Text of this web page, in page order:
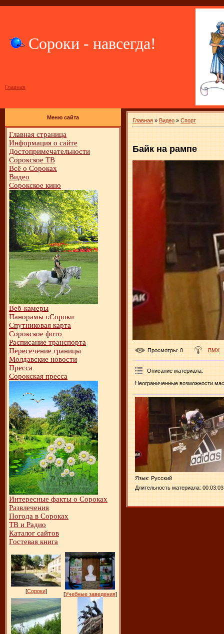
Сороки - навсегда!
Главная
Меню сайта
Главная страница
Информация о сайте
Достопримечательности
Сорокское ТВ
Всё о Сороках
Видео
Сорокское кино
Веб-камеры
Панорамы г.Сороки
Спутниковая карта
Сорокское фото
Расписание транспорта
Пересечение границы
Молдавские новости
Пресса
Сорокская пресса
Интересные факты о Сороках
Развлечения
Погода в Сороках
ТВ и Радио
Каталог сайтов
Гостевая книга
[Сороки] [Учебные заведения]
Главная » Видео » Спорт
Байк на рампе
Просмотры: 0 BMX
Описание материала:
Неограниченные возможности
Язык: Русский
Длительность материала: 00:03:03